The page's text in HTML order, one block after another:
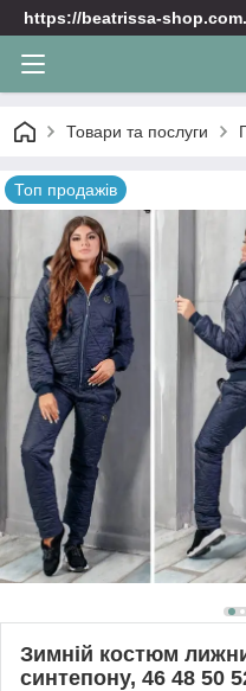
https://beatrissa-
Товари та послуги
Топ продажів
Зимній костюм
синтепону, 46 48 50